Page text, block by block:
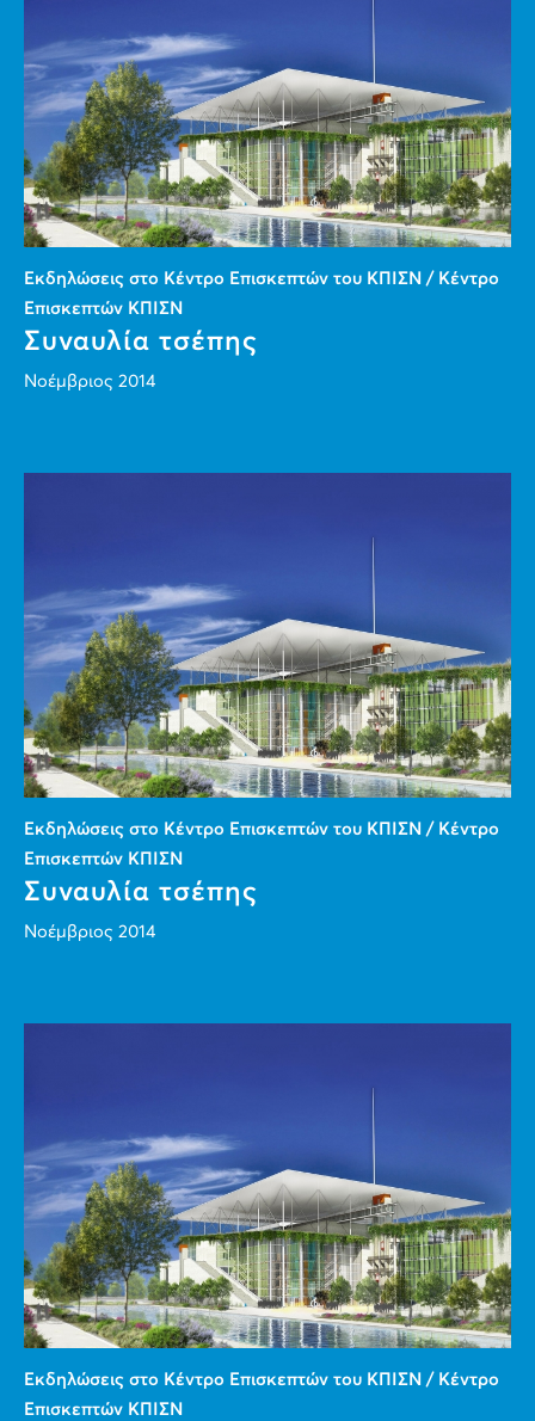
Εκδηλώσεις στο Κέντρο Επισκεπτών του ΚΠΙΣΝ / Κέντρο
Επισκεπτών ΚΠΙΣΝ
Συναυλία τσέπης
Νοέμβριος 2014
Εκδηλώσεις στο Κέντρο Επισκεπτών του ΚΠΙΣΝ / Κέντρο
Επισκεπτών ΚΠΙΣΝ
Συναυλία τσέπης
Νοέμβριος 2014
Εκδηλώσεις στο Κέντρο Επισκεπτών του ΚΠΙΣΝ / Κέντρο
Επισκεπτών ΚΠΙΣΝ